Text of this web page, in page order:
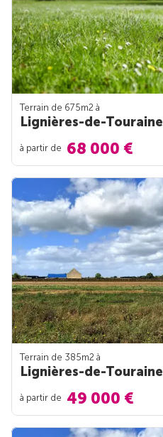
Terrain de 675m2 à
Lignières-de-Touraine
à partir de 68 000 €
Terrain de 385m2 à
Lignières-de-Touraine
à partir de 49 000 €